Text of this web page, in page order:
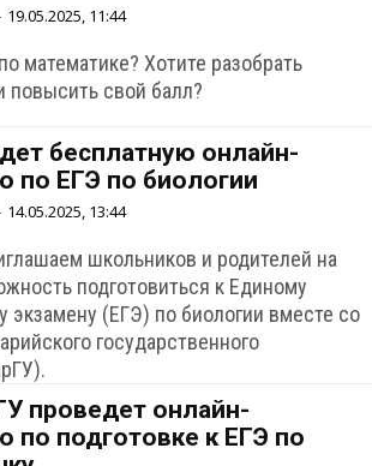
19.05.2025, 11:44
математике? Хотите разобрать
повысить свой балл?
бесплатную онлайн-
по ЕГЭ по биологии
14.05.2025, 13:44
школьников и родителей на
подготовиться к Единому
экзамену (ЕГЭ) по биологии вместе со
государственного
проведет онлайн-
по подготовке к ЕГЭ по